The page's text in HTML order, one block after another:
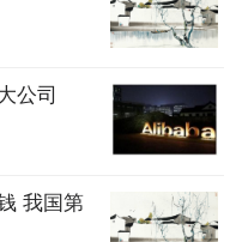
公司
我国第